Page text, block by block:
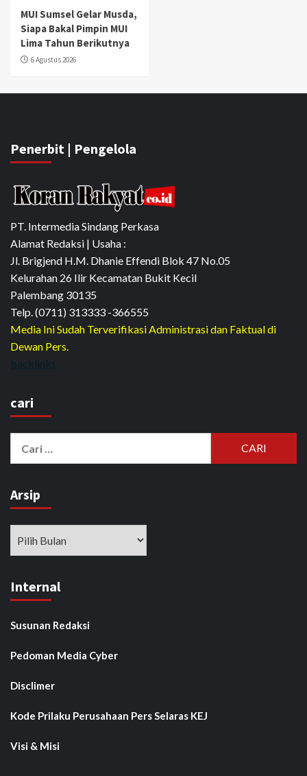
MUI Sumsel Gelar Musda,
Siapa Bakal Pimpin MUI
Lima Tahun Berikutnya
6 Agustus 2026
Penerbit | Pengelola
PT. Intermedia Sindang Perkasa
Alamat Redaksi | Usaha :
Jl. Brigjend H.M. Dhanie Effendi Blok 47 No.05
Kelurahan 26 Ilir Kecamatan Bukit Kecil
Palembang 30135
Telp. (0711) 313333 -366555
Media Ini Sudah Terverifikasi Administrasi dan Faktual di
Dewan Pers.
backlinks
cari
Arsip
Internal
Susunan Redaksi
Pedoman Media Cyber
Disclimer
Kode Prilaku Perusahaan Pers Selaras KEJ
Visi & Misi